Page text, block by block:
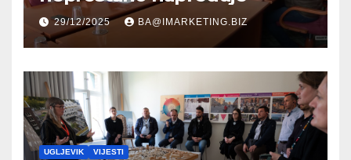
29/12/2025 BA@IMARKETING.BIZ
UGLJEVIK VIJESTI